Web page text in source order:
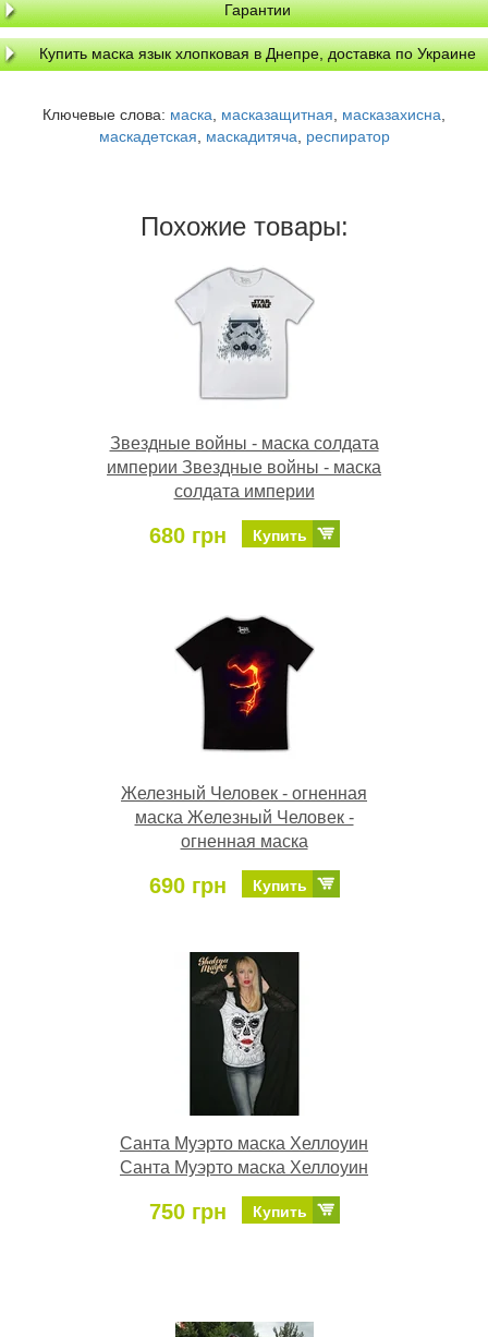
Гарантии
Купить маска язык хлопковая в Днепре, доставка по Украине
Ключевые слова: маска масказащитная масказахисна
маскадетская
маскадитяча респиратор
Похожие товары:
Звездные войны - маска солдата
империи Звездные войны - маска
солдата империи
680 грн Купить
Железный Человек - огненная
маска Железный Человек -
огненная маска
690 грн Купить
Санта Муэрто маска Хеллоуин
Санта Муэрто маска Хеллоуин
750 грн Купить